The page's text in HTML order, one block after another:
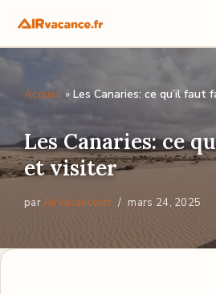
Aller
contenu
Accueil » Les Canaries: ce qu’il faut
Les Canaries: ce
et visiter
parAirVacancesfr mars 24, 2025